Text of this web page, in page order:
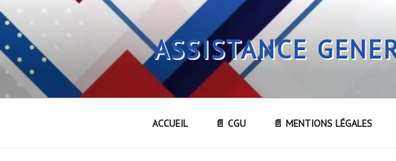
Aller
au
contenu
principal
ASSISTANCE
ACCUEIL 📄 CGU 📄 MENTIONS LÉGALES